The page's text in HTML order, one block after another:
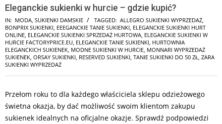
Eleganckie sukienki w hurcie – gdzie kupić?
IN: MODA SUKIENKI DAMSKIE TAGGED: ALLEGRO SUKIENKI WYPRZEDAŻ
BONPRIX SUKIENKI EEEGANCKIE TANIE SUKIENKI ELEGANCKIE SUKIENKI HURT
ONLINE ELEGANCKIE SUKIENKI SPRZEDAŻ HURTOWA ELEGANCKIE SUKIENKI W
HURCIE FACTORYPRICE.EU ELEGANCKIE TANIE SUKIENKI HURTOWNIA
ELEGANCKICH SUKIENEK MODNE SUKIENKI W HURCIE MONNARI WYPRZEDAŻ
SUKIENEK ORSAY SUKIENKI RESERVED SUKIENKI TANIE SUKIENKI DO 50 ZŁ ZARA
SUKIENKI WYPRZEDAŻ
Przełom roku to dla każdego właściciela sklepu odzieżowego
świetna okazja, by dać możliwość swoim klientom zakupu
sukienek idealnych na oficjalne okazje. Sprawdź podpowiedzi